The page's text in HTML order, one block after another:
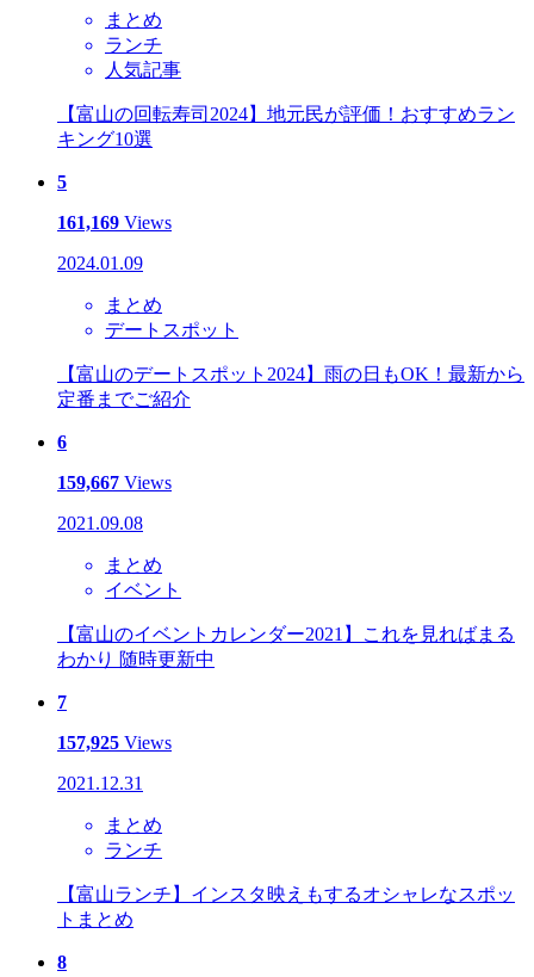
まとめ
ランチ
人気記事
【富山の回転寿司2024】地元民が評価！おすすめラン
キング10選
5
161,169 Views
2024.01.09
まとめ
デートスポット
【富山のデートスポット2024】雨の日もOK！最新から
定番までご紹介
6
159,667 Views
2021.09.08
まとめ
イベント
【富山のイベントカレンダー2021】これを見ればまる
わかり 随時更新中
7
157,925 Views
2021.12.31
まとめ
ランチ
【富山ランチ】インスタ映えもするオシャレなスポッ
トまとめ
8